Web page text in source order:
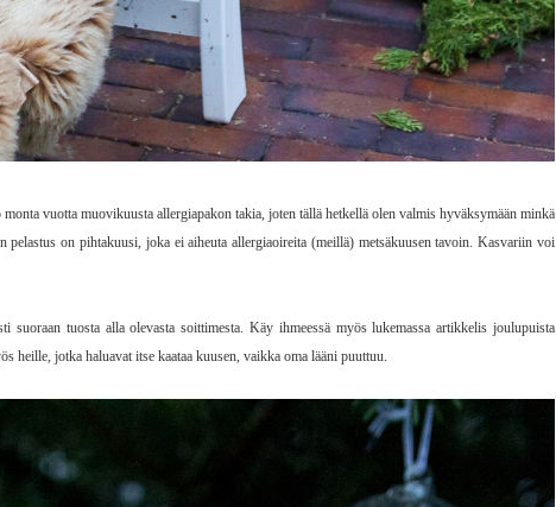
vuotta muovikuusta allergiapakon takia, joten tällä hetkellä olen valmis hyväksymään minkä
pelastus on pihtakuusi, joka ei aiheuta allergiaoireita (meillä) metsäkuusen tavoin. Kasvariin voi
suoraan tuosta alla olevasta soittimesta. Käy ihmeessä myös lukemassa artikkelis joulupuista
jotka haluavat itse kaataa kuusen, vaikka oma lääni puuttuu.